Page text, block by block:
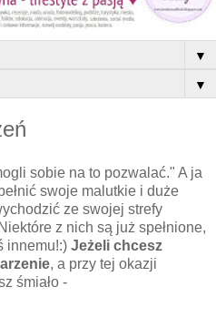
▼
▼
sobie na to pozwalać." A ja
swoje malutkie i duże
ze swojej strefy
z nich są już spełnione,
innemu!:) Jeżeli chcesz
, a przy tej okazji
śmiało -